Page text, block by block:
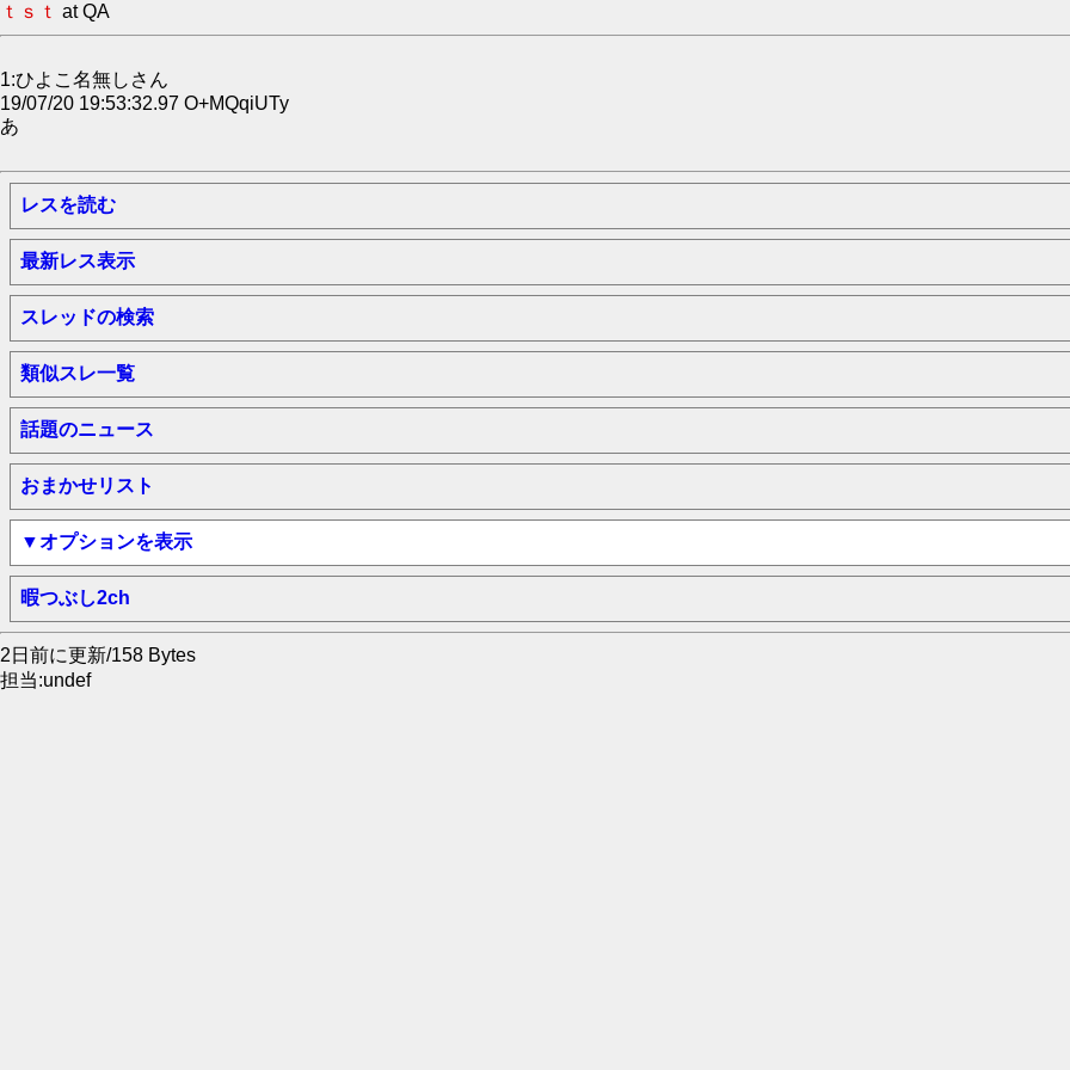
ｔｓｔ at QA
1:ひよこ名無しさん
19/07/20 19:53:32.97 O+MQqiUTy
あ
レスを読む
最新レス表示
スレッドの検索
類似スレ一覧
話題のニュース
おまかせリスト
▼オプションを表示
暇つぶし2ch
2日前に更新/158 Bytes
担当:undef